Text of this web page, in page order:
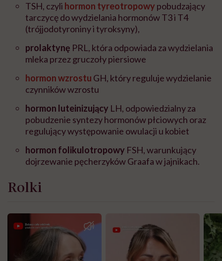
TSH, czyli hormon tyreotropowy pobudzający
tarczycę do wydzielania hormonów T3 i T4
(trójjodotyroniny i tyroksyny),
prolaktynę PRL, która odpowiada za wydzielania
mleka przez gruczoły piersiowe
hormon wzrostu GH, który reguluje wydzielanie
czynników wzrostu
hormon luteinizujący LH, odpowiedzialny za
pobudzenie syntezy hormonów płciowych oraz
regulujący występowanie owulacji u kobiet
hormon folikulotropowy FSH, warunkujący
dojrzewanie pęcherzyków Graafa w jajnikach.
Rolki